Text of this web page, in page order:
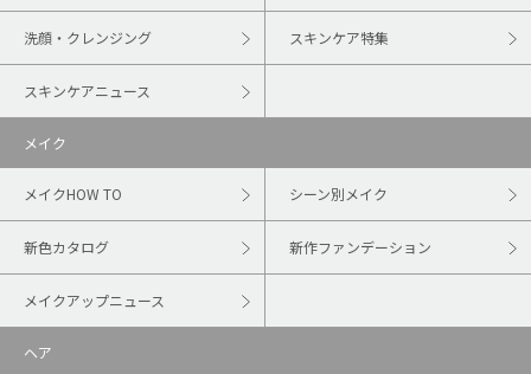
洗顔・クレンジング スキンケア特集
スキンケアニュース
メイク
メイクHOW TO シーン別メイク
新色カタログ 新作ファンデーション
メイクアップニュース
ヘア